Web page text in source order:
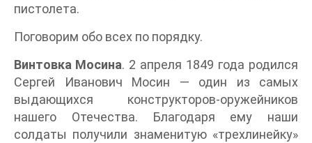
пистолета.
Поговорим обо всех по порядку.
Винтовка Мосина. 2 апреля 1849 года родился
Сергей Иванович Мосин — один из самых
выдающихся конструкторов-оружейников
нашего Отечества. Благодаря ему наши
солдаты получили знаменитую «трехлинейку»